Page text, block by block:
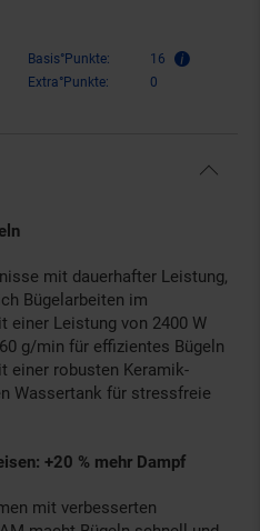
Basis°Punkte:
16
Extra°Punkte:
0
mit dauerhafter Leistung,
Bügelarbeiten im
einer Leistung von 2400 W
g/min für effizientes Bügeln
einer robusten Keramik-
Wassertank für stressfreie
+20 % mehr Dampf
mit verbesserten